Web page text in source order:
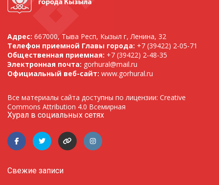
Адрес: 667000, Тыва Респ, Кызыл г, Ленина, 32
Телефон приемной Главы города: +7 (39422) 2-05-71
Общественная приемная: +7 (39422) 2-48-35
Электронная почта: gorhural@mail.ru
Официальный веб-сайт: www.gorhural.ru
Все материалы сайта доступны по лицензии: Creative
Commons Attribution 4.0 Всемирная
Хурал в социальных сетях
Свежие записи